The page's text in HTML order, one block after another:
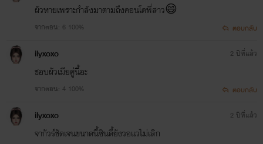
ผัวหายเพราะกำลังมาตามถึงคอนโดพี่สาว😄
จากตอน: 6 100% ตอบกลับ
ilyxoxo
ชอบผัวเมียคู่นี้อะ
จากตอน: 4 100%
2 ปีที่แล้ว
ตอบกลับ
ilyxoxo
จากัวร์ชัดเจนขนาดนี้ซินดี้ยังวอแวไม่เลิก
2 ปีที่แล้ว